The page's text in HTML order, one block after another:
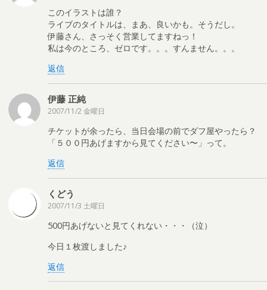
このイラストは誰？
ライブのタイトルは、まあ、良いかも。そうだし。
伊藤さん、さっそく営業してますねっ！
私は今のところ、ゼロです。。。すんません。。。
返信
伊藤 正純
2007/11/2 金曜日
チケットが余ったら、当日会場の前でダフ屋やったら？
「５００円あげますから見てください〜」って。
返信
くどう
2007/11/3 土曜日
500円あげないと見てくれない・・・（泣）
今日１枚渡しました♪
返信